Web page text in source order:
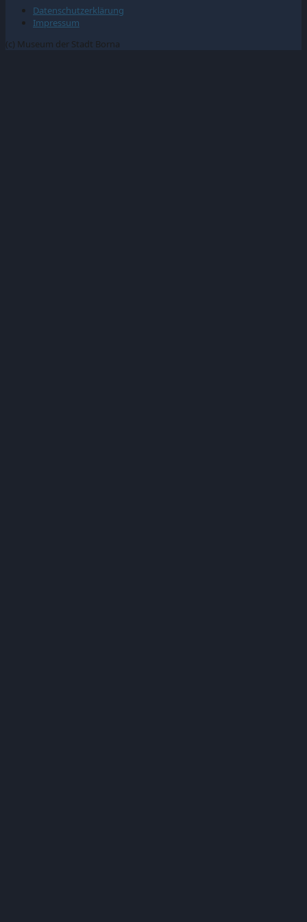
Datenschutzerklärung
Impressum
(c) Museum der Stadt Borna